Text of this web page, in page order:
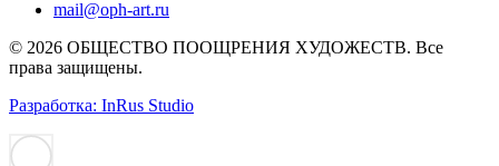
mail@oph-art.ru
© 2026 ОБЩЕСТВО ПООЩРЕНИЯ ХУДОЖЕСТВ. Все
права защищены.
Разработка: InRus Studio